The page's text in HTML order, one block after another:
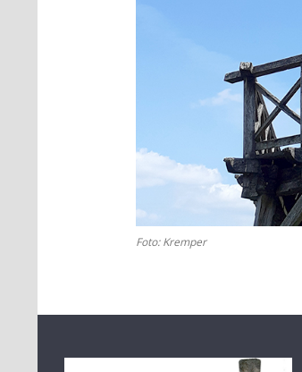
Foto: Kremper